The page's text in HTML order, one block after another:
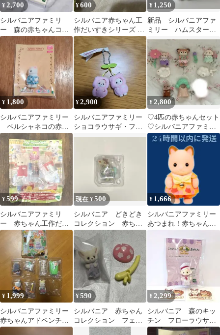
¥2,700
シルバニアファミリ
ー 森の赤ちゃんコン
シェルジュ カレブ フ
ェネックの赤ちゃん
¥600
シルバニア赤ちゃん工
作だいすきシリーズ み
るくウサギの小さい赤
ちゃん
¥ 1,250
新品 シルバニアファ
ミリー ハムスター
赤ちゃん ハムスター
の小さい赤ちゃん 緑
¥ 1,800
シルバニアファミリー
ペルシャネコの赤ち
ゃん シルバニアパー
ク限定
¥2,900
シルバニアファミリー
ショコラウサギ・フェ
ネックの小さい赤ちゃ
¥2,800
♡4匹の赤ちゃんセット
♡シルバニアファミリ
ー 廃盤 希少品
¥599
シルバニアファミリ
ー 赤ちゃん工作だい
すきシリーズ ミルク
うさぎ
現在 ¥500
シルバニア どきどき
コレクション 赤ちゃ
んティータイム
¥ 1,666
シルバニアファミリー
あつまれ！赤ちゃんセ
コの赤ちゃん
¥ 1,999
シルバニアファミリー
赤ちゃんアドベンチャ
ーシリーズ 4体セット
¥590
シルバニア 赤ちゃん
コレクション フェネ
ック 小さい赤ちゃ
¥ 2,299
シルバニア 森のキッ
チン フローラウサギ
の赤ちゃん おまけシ